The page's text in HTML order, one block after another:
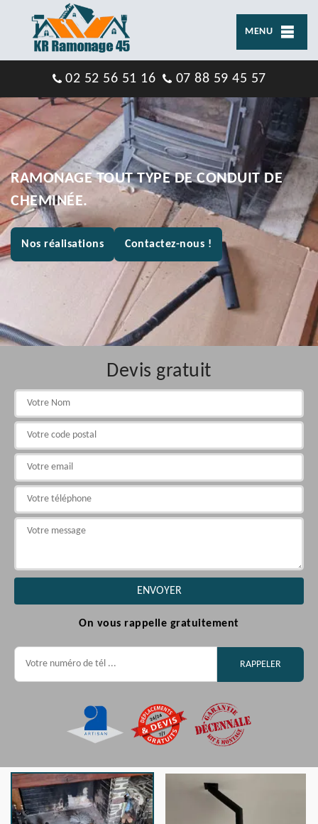
MENU
02 52 56 51 16 07 88 59 45 57
RAMONAGE TOUT TYPE DE CONDUIT DE
CHEMINÉE.
Nos réalisations Contactez-nous !
Devis gratuit
On vous rappelle gratuitement